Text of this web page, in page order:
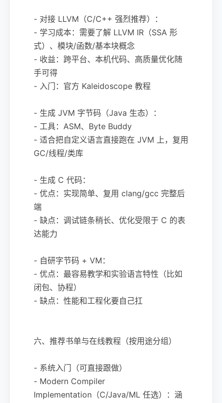
- 对接 LLVM（C/C++ 强烈推荐）：
- 学习成本：需要了解 LLVM IR（SSA 形
式）、模块/函数/基本块概念
- 收益：跨平台、本机代码、高质量优化随
手可得
- 入门：官方 Kaleidoscope 教程
- 生成 JVM 字节码（Java 生态）：
- 工具：ASM、Byte Buddy
- 适合把自定义语言直接跑在 JVM 上，复用
GC/线程/类库
- 生成 C 代码：
- 优点：实现简单、复用 clang/gcc 完整后
端
- 缺点：调试链条稍长、优化受限于 C 的表
达能力
- 自研字节码 + VM：
- 优点：最容易教学和实验语言特性（比如
闭包、协程）
- 缺点：性能和工程化要自己扛
六、推荐书单与在线教程（按用途分组）
- 系统入门（可直接跟做）
- Modern Compiler
Implementation（C/Java/ML 任选）：涵